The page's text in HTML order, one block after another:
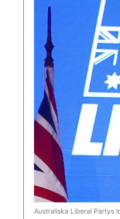
Australiska Liberal Partys